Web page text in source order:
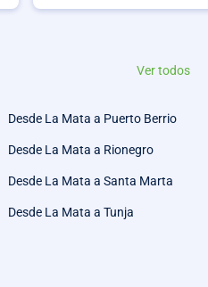
Ver todos
Desde La Mata a Puerto Berrio
Desde La Mata a Rionegro
Desde La Mata a Santa Marta
Desde La Mata a Tunja